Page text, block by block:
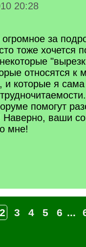
20:28
за
тоже хочется
относятся
и которые я сама
помогут
Наверно, ваши
мне!
2 3 4 5 6 ...